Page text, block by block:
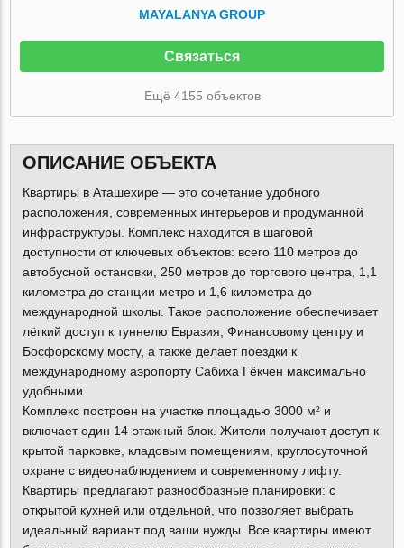
MAYALANYA GROUP
Связаться
Ещё 4155 объектов
ОПИСАНИЕ ОБЪЕКТА
Квартиры в Аташехире — это сочетание удобного
расположения, современных интерьеров и продуманной
инфраструктуры. Комплекс находится в шаговой
доступности от ключевых объектов: всего 110 метров до
автобусной остановки, 250 метров до торгового центра, 1,1
километра до станции метро и 1,6 километра до
международной школы. Такое расположение обеспечивает
лёгкий доступ к туннелю Евразия, Финансовому центру и
Босфорскому мосту, а также делает поездки к
международному аэропорту Сабиха Гёкчен максимально
удобными.
Комплекс построен на участке площадью 3000 м² и
включает один 14-этажный блок. Жители получают доступ к
крытой парковке, кладовым помещениям, круглосуточной
охране с видеонаблюдением и современному лифту.
Квартиры предлагают разнообразные планировки: с
открытой кухней или отдельной, что позволяет выбрать
идеальный вариант под ваши нужды. Все квартиры имеют